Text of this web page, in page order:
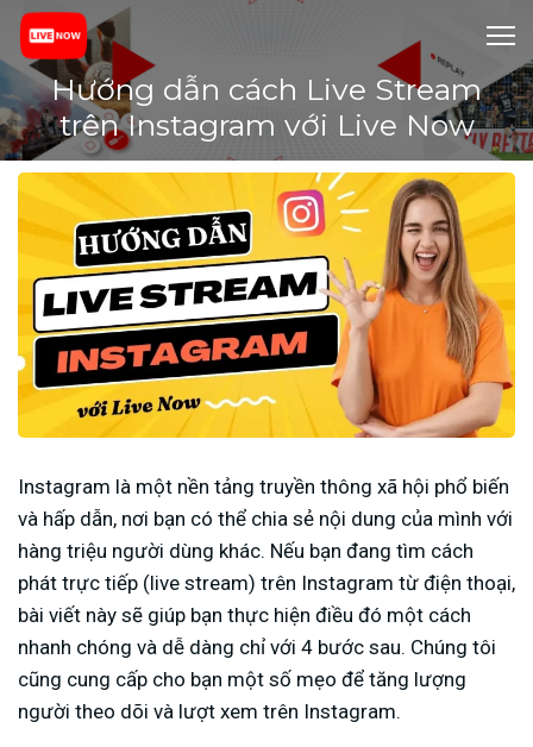
Hướng dẫn cách Live Stream
trên Instagram với Live Now
Instagram là một nền tảng truyền thông xã hội phổ biến
và hấp dẫn, nơi bạn có thể chia sẻ nội dung của mình với
hàng triệu người dùng khác. Nếu bạn đang tìm cách
phát trực tiếp (live stream) trên Instagram từ điện thoại,
bài viết này sẽ giúp bạn thực hiện điều đó một cách
nhanh chóng và dễ dàng chỉ với 4 bước sau. Chúng tôi
cũng cung cấp cho bạn một số mẹo để tăng lượng
người theo dõi và lượt xem trên Instagram.